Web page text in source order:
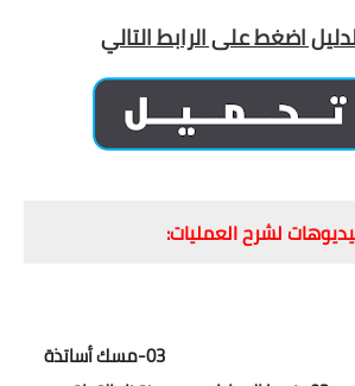
اضغط على الرابط التالي
لشرح العمليات:
03-مسك أساتذة